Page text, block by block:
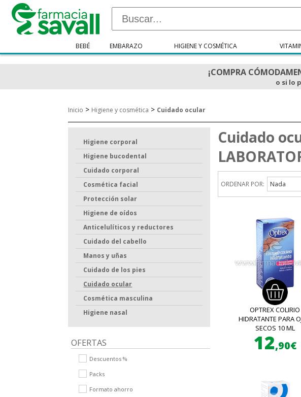
BEBÉ EMBARAZO HIGIENE Y COSMÉTICA
¡COMPRA
o si lo
Inicio > Higiene y cosmética > Cuidado ocular
Higiene corporal
Higiene bucodental
Cuidado corporal
Cosmética facial
Protección solar
Higiene de oídos
Anticelulíticos y reductores
Cuidado del cabello
Manos y uñas
Cuidado de los pies
Cuidado ocular
Cosmética masculina
Higiene nasal
OFERTAS
Descuentos %
Packs
Formato ahorro
Cuidado
ORDENAR POR: Nada
OPTREX COLIRIO
HIDRATANTE PARA
SECOS 10 ML
12,90€